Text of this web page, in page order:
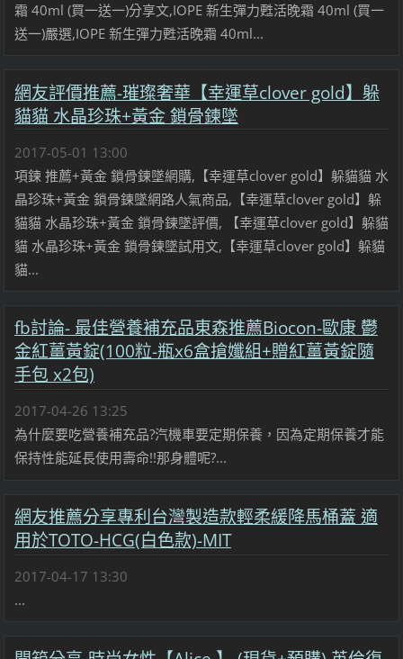
霜 40ml (買一送一)分享文,IOPE 新生彈力甦活晚霜 40ml (買一
送一)嚴選,IOPE 新生彈力甦活晚霜 40ml...
網友評價推薦-璀璨奢華【幸運草clover gold】躲
貓貓 水晶珍珠+黃金 鎖骨鍊墜
2017-05-01 13:00
項鍊 推薦+黃金 鎖骨鍊墜網購,【幸運草clover gold】躲貓貓 水
晶珍珠+黃金 鎖骨鍊墜網路人氣商品,【幸運草clover gold】躲
貓貓 水晶珍珠+黃金 鎖骨鍊墜評價, 【幸運草clover gold】躲貓
貓 水晶珍珠+黃金 鎖骨鍊墜試用文,【幸運草clover gold】躲貓
貓...
fb討論- 最佳營養補充品東森推薦Biocon-歐康 鬱
金紅薑黃錠(100粒-瓶x6盒搶孅組+贈紅薑黃錠隨
手包 x2包)
2017-04-26 13:25
為什麼要吃營養補充品?汽機車要定期保養，因為定期保養才能
保持性能延長使用壽命!!那身體呢?...
網友推薦分享專利台灣製造款輕柔緩降馬桶蓋 適
用於TOTO-HCG(白色款)-MIT
2017-04-17 13:30
...